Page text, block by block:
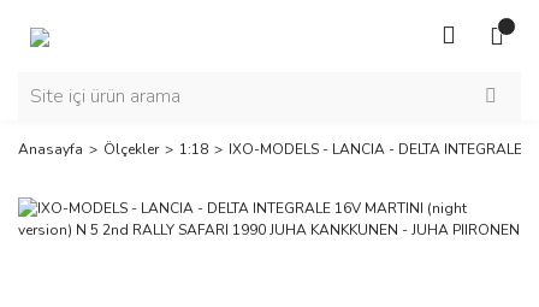
Anasayfa Ölçekler 1:18 IXO-MODELS - LANCIA - DELTA INTEGRALE